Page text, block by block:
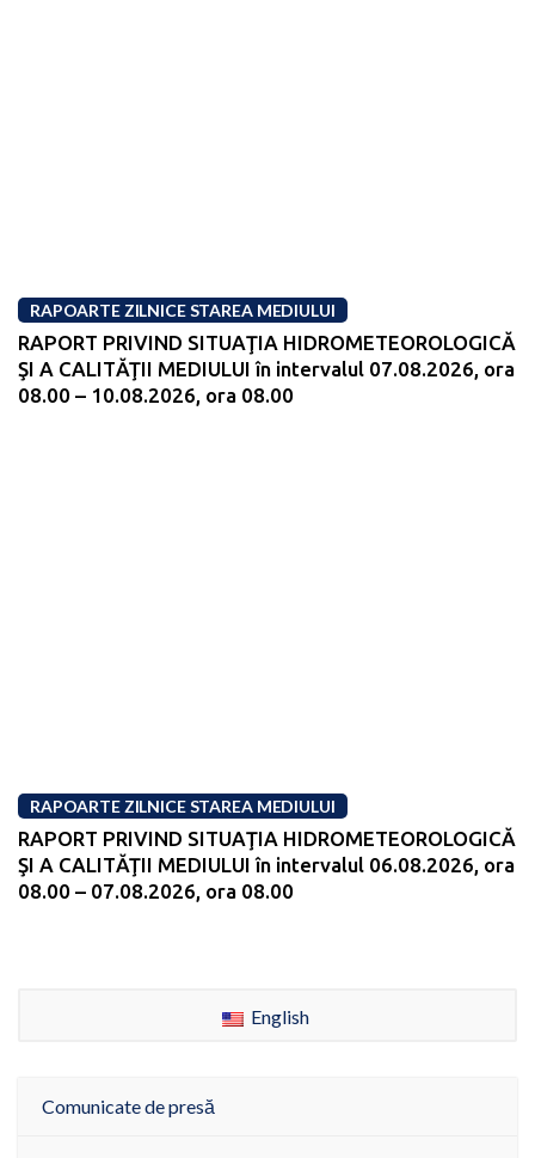
RAPOARTE ZILNICE STAREA MEDIULUI
RAPORT PRIVIND SITUAŢIA HIDROMETEOROLOGICĂ
ŞI A CALITĂŢII MEDIULUI în intervalul 07.08.2026, ora
08.00 – 10.08.2026, ora 08.00
RAPOARTE ZILNICE STAREA MEDIULUI
RAPORT PRIVIND SITUAŢIA HIDROMETEOROLOGICĂ
ŞI A CALITĂŢII MEDIULUI în intervalul 06.08.2026, ora
08.00 – 07.08.2026, ora 08.00
English
Comunicate de presă